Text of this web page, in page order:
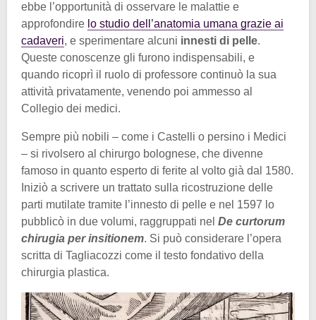
ebbe l’opportunità di osservare le malattie e
approfondire lo studio dell’anatomia umana grazie ai
cadaveri, e sperimentare alcuni innesti di pelle.
Queste conoscenze gli furono indispensabili, e
quando ricoprì il ruolo di professore continuò la sua
attività privatamente, venendo poi ammesso al
Collegio dei medici.
Sempre più nobili – come i Castelli o persino i Medici
– si rivolsero al chirurgo bolognese, che divenne
famoso in quanto esperto di ferite al volto già dal 1580.
Iniziò a scrivere un trattato sulla ricostruzione delle
parti mutilate tramite l’innesto di pelle e nel 1597 lo
pubblicò in due volumi, raggruppati nel De curtorum
chirugia per insitionem. Si può considerare l’opera
scritta di Tagliacozzi come il testo fondativo della
chirurgia plastica.